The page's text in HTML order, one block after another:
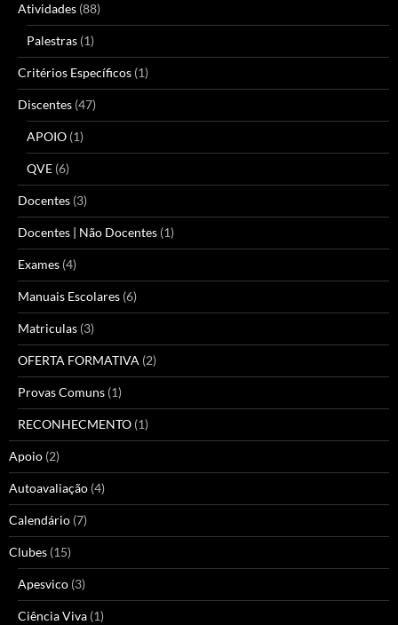
Atividades (88)
Palestras (1)
Critérios Específicos (1)
Discentes (47)
APOIO (1)
QVE (6)
Docentes (3)
Docentes | Não Docentes (1)
Exames (4)
Manuais Escolares (6)
Matriculas (3)
OFERTA FORMATIVA (2)
Provas Comuns (1)
RECONHECMENTO (1)
Apoio (2)
Autoavaliação (4)
Calendário (7)
Clubes (15)
Apesvico (3)
Ciência Viva (1)